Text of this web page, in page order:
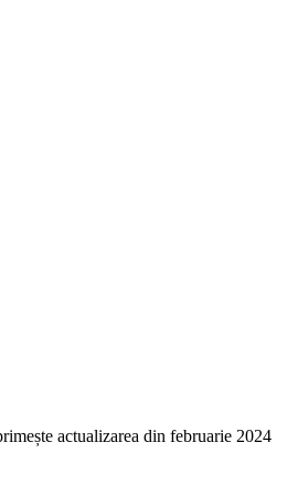
actualizarea din februarie 2024